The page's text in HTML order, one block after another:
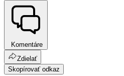
Komentáre
Zdielať
Skopírovať odkaz